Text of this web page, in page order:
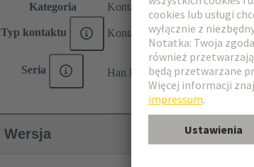
Kategoria Kontakty
Typ kontaktu Kontakt zaciskany
Seria Han E
Wersja